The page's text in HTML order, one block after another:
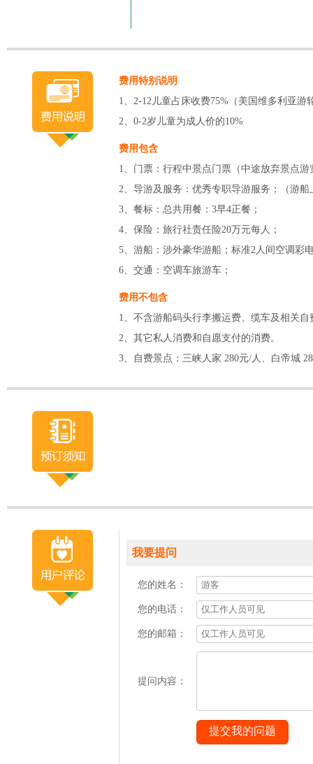
费用特别说明
1、2-12儿童占床收费75%（美国维多利亚
2、0-2岁儿童为成人价的10%
费用包含
1、门票：行程中景点门票（中途放弃景点游
2、导游及服务：优秀专职导游服务；（游
3、餐标：总共用餐：3早4正餐；
4、保险：旅行社责任险20万元每人；
5、游船：涉外豪华游船；标准2人间空调彩
6、交通：空调车旅游车；
费用不包含
1、不含游船码头行李搬运费、缆车及相关自
2、其它私人消费和自愿支付的消费。
3、自费景点：三峡人家 280元/人、白帝城
我要提问
您的姓名：
您的电话：
您的邮箱：
提问内容：
提交我的问题